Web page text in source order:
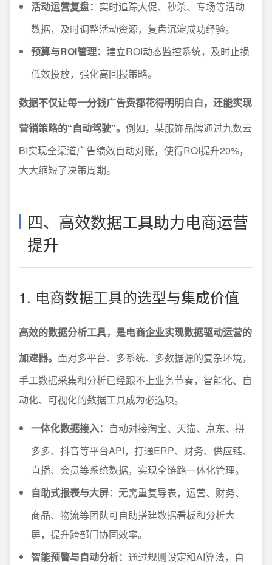
活动运营复盘： 实时追踪大促、秒杀、专场等活动
数据，及时调整活动资源，复盘沉淀成功经验。
预算与ROI管理： 建立ROI动态监控系统，及时止损
低效投放，强化高回报策略。
数据不仅让每一分钱广告费都花得明明白白，还能实现
营销策略的“自动驾驶”。 例如，某服饰品牌通过九数云
BI实现全渠道广告绩效自动对账，使得ROI提升20%，
大大缩短了决策周期。
四、高效数据工具助力电商运营
提升
1. 电商数据工具的选型与集成价值
高效的数据分析工具，是电商企业实现数据驱动运营的
加速器。 面对多平台、多系统、多数据源的复杂环境，
手工数据采集和分析已经跟不上业务节奏，智能化、自
动化、可视化的数据工具成为必选项。
一体化数据接入： 自动对接淘宝、天猫、京东、拼
多多、抖音等平台API，打通ERP、财务、供应链、
直播、会员等系统数据，实现全链路一体化管理。
自助式报表与大屏： 无需重复导表，运营、财务、
商品、物流等团队可自助搭建数据看板和分析大
屏，提升跨部门协同效率。
智能预警与自动分析： 通过规则设定和AI算法，自